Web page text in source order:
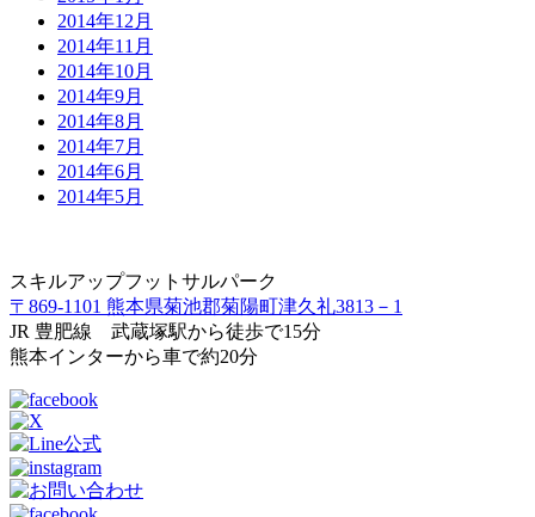
2014年12月
2014年11月
2014年10月
2014年9月
2014年8月
2014年7月
2014年6月
2014年5月
スキルアップフットサルパーク
〒869-1101 熊本県菊池郡菊陽町津久礼3813－1
JR 豊肥線 武蔵塚駅から徒歩で15分
熊本インターから車で約20分